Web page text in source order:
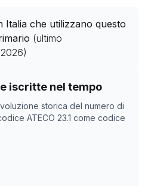
Italia che utilizzano questo
(ultimo
)
iscritte nel tempo
storica del numero di
ATECO 23.1 come codice
con codice ATECO
338